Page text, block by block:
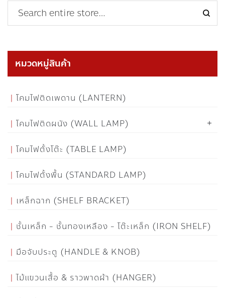
หมวดหมู่สินค้า
โคมไฟติดเพดาน (LANTERN)
โคมไฟติดผนัง (WALL LAMP)
โคมไฟตั้งโต๊ะ (TABLE LAMP)
โคมไฟตั้งพื้น (STANDARD LAMP)
เหล็กฉาก (SHELF BRACKET)
ชั้นเหล็ก - ชั้นทองเหลือง - โต๊ะเหล็ก (IRON SHELF)
มือจับประตู (HANDLE & KNOB)
ไม้แขวนเสื้อ & ราวพาดผ้า (HANGER)